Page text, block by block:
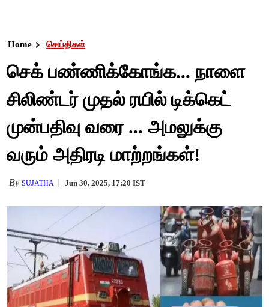
Home செய்திகள்
செக் பண்ணிக்கோங்க... நாளை
சிலிண்டர் முதல் ரயில் டிக்கெட்
முன்பதிவு வரை ... அமலுக்கு
வரும் அதிரடி மாற்றங்கள்!
BySUJATHA Jun 30, 2025, 17:20 IST